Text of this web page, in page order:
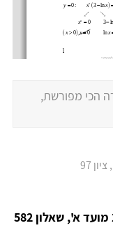
הכי מפורשת,
פתרון מלא לשאלה 5 - בגרות קיץ 2026 מועד א', שאלון 582